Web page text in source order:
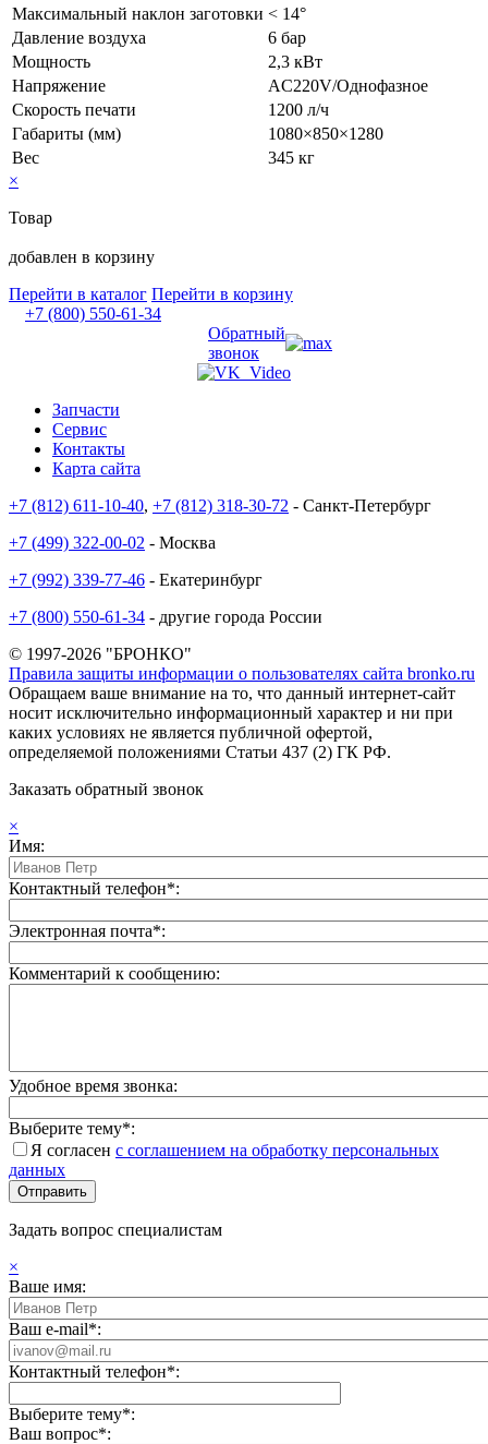
Максимальный наклон заготовки < 14°
Давление воздуха
6 бар
Мощность
2,3 кВт
Напряжение
AC220V/Однофазное
Скорость печати
1200 л/ч
Габариты (мм)
1080×850×1280
Вес
345 кг
×
Товар
добавлен в корзину
Перейти в каталог Перейти в корзину
+7 (800) 550-61-34
Обратный
звонок
Запчасти
Сервис
Контакты
Карта сайта
+7 (812) 611-10-40, +7 (812) 318-30-72 - Санкт-Петербург
+7 (499) 322-00-02 - Москва
+7 (992) 339-77-46 - Екатеринбург
+7 (800) 550-61-34 - другие города России
© 1997-2026 "БРОНКО"
Правила защиты информации о пользователях сайта bronko.ru
Обращаем ваше внимание на то, что данный интернет-сайт
носит исключительно информационный характер и ни при
каких условиях не является публичной офертой,
определяемой положениями Статьи 437 (2) ГК РФ.
Заказать обратный звонок
×
Имя:
Контактный телефон*:
Электронная почта*:
Комментарий к сообщению:
Удобное время звонка:
Выберите тему*:
Я согласен с соглашением на обработку персональных
данных
Задать вопрос специалистам
×
Ваше имя:
Ваш e-mail*:
Контактный телефон*:
Выберите тему*:
Ваш вопрос*: